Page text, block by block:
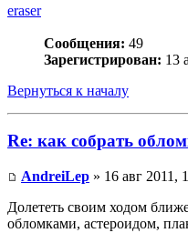
eraser
Сообщения: 49
Зарегистрирован: 13
Вернуться к началу
Re: как собрать
AndreiLep » 16 авг 2011,
Долететь своим ходом
обломками, астероидом,